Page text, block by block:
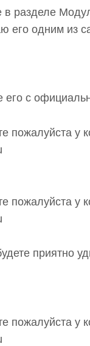
в разделе
его одним из
с
пожалуйста у
пожалуйста у
приятно
пожалуйста у